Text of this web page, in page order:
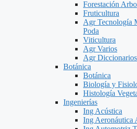
Forestación
Fruticultura
Agr Tecnología
Poda
Viticultura
Agr Varios
Agr
Botánica
Botánica
Biología y
Histología
Ingenierías
Ing Acústica
Ing Aeronáutica